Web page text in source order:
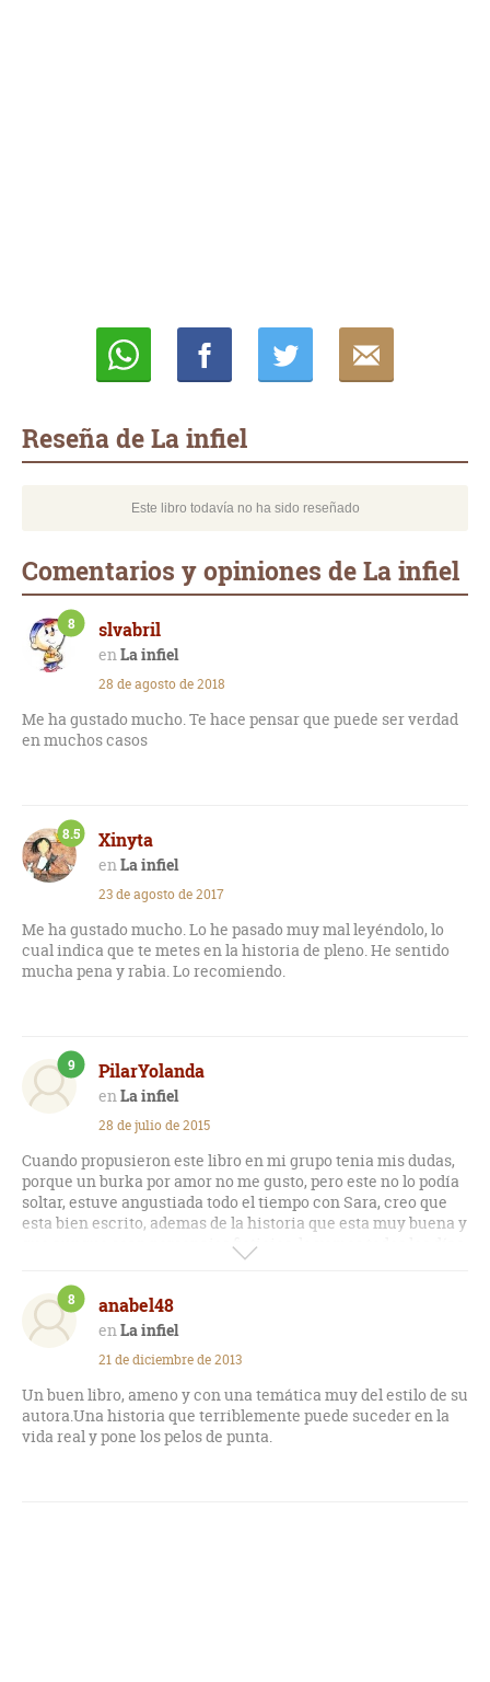
Reseña de La infiel
Este libro todavía no ha sido reseñado
Comentarios y opiniones de La infiel
slvabril
La infiel
8
28 de agosto de 2018
Me ha gustado mucho. Te hace pensar que puede ser verdad
en muchos casos
Xinyta
La infiel
8.5
23 de agosto de 2017
Me ha gustado mucho. Lo he pasado muy mal leyéndolo, lo
cual indica que te metes en la historia de pleno. He sentido
mucha pena y rabia. Lo recomiendo.
PilarYolanda
La infiel
9
28 de julio de 2015
Cuando propusieron este libro en mi grupo tenia mis dudas,
porque un burka por amor no me gusto, pero este no lo podía
soltar, estuve angustiada todo el tiempo con Sara, creo que
esta bien escrito, ademas de la historia que esta muy buena y
que aunque sean personajes ficticios, lo vemos todos los días
en los noticiarios, muy recomendable
anabel48
La infiel
8
21 de diciembre de 2013
Un buen libro, ameno y con una temática muy del estilo de su
autora.Una historia que terriblemente puede suceder en la
vida real y pone los pelos de punta.